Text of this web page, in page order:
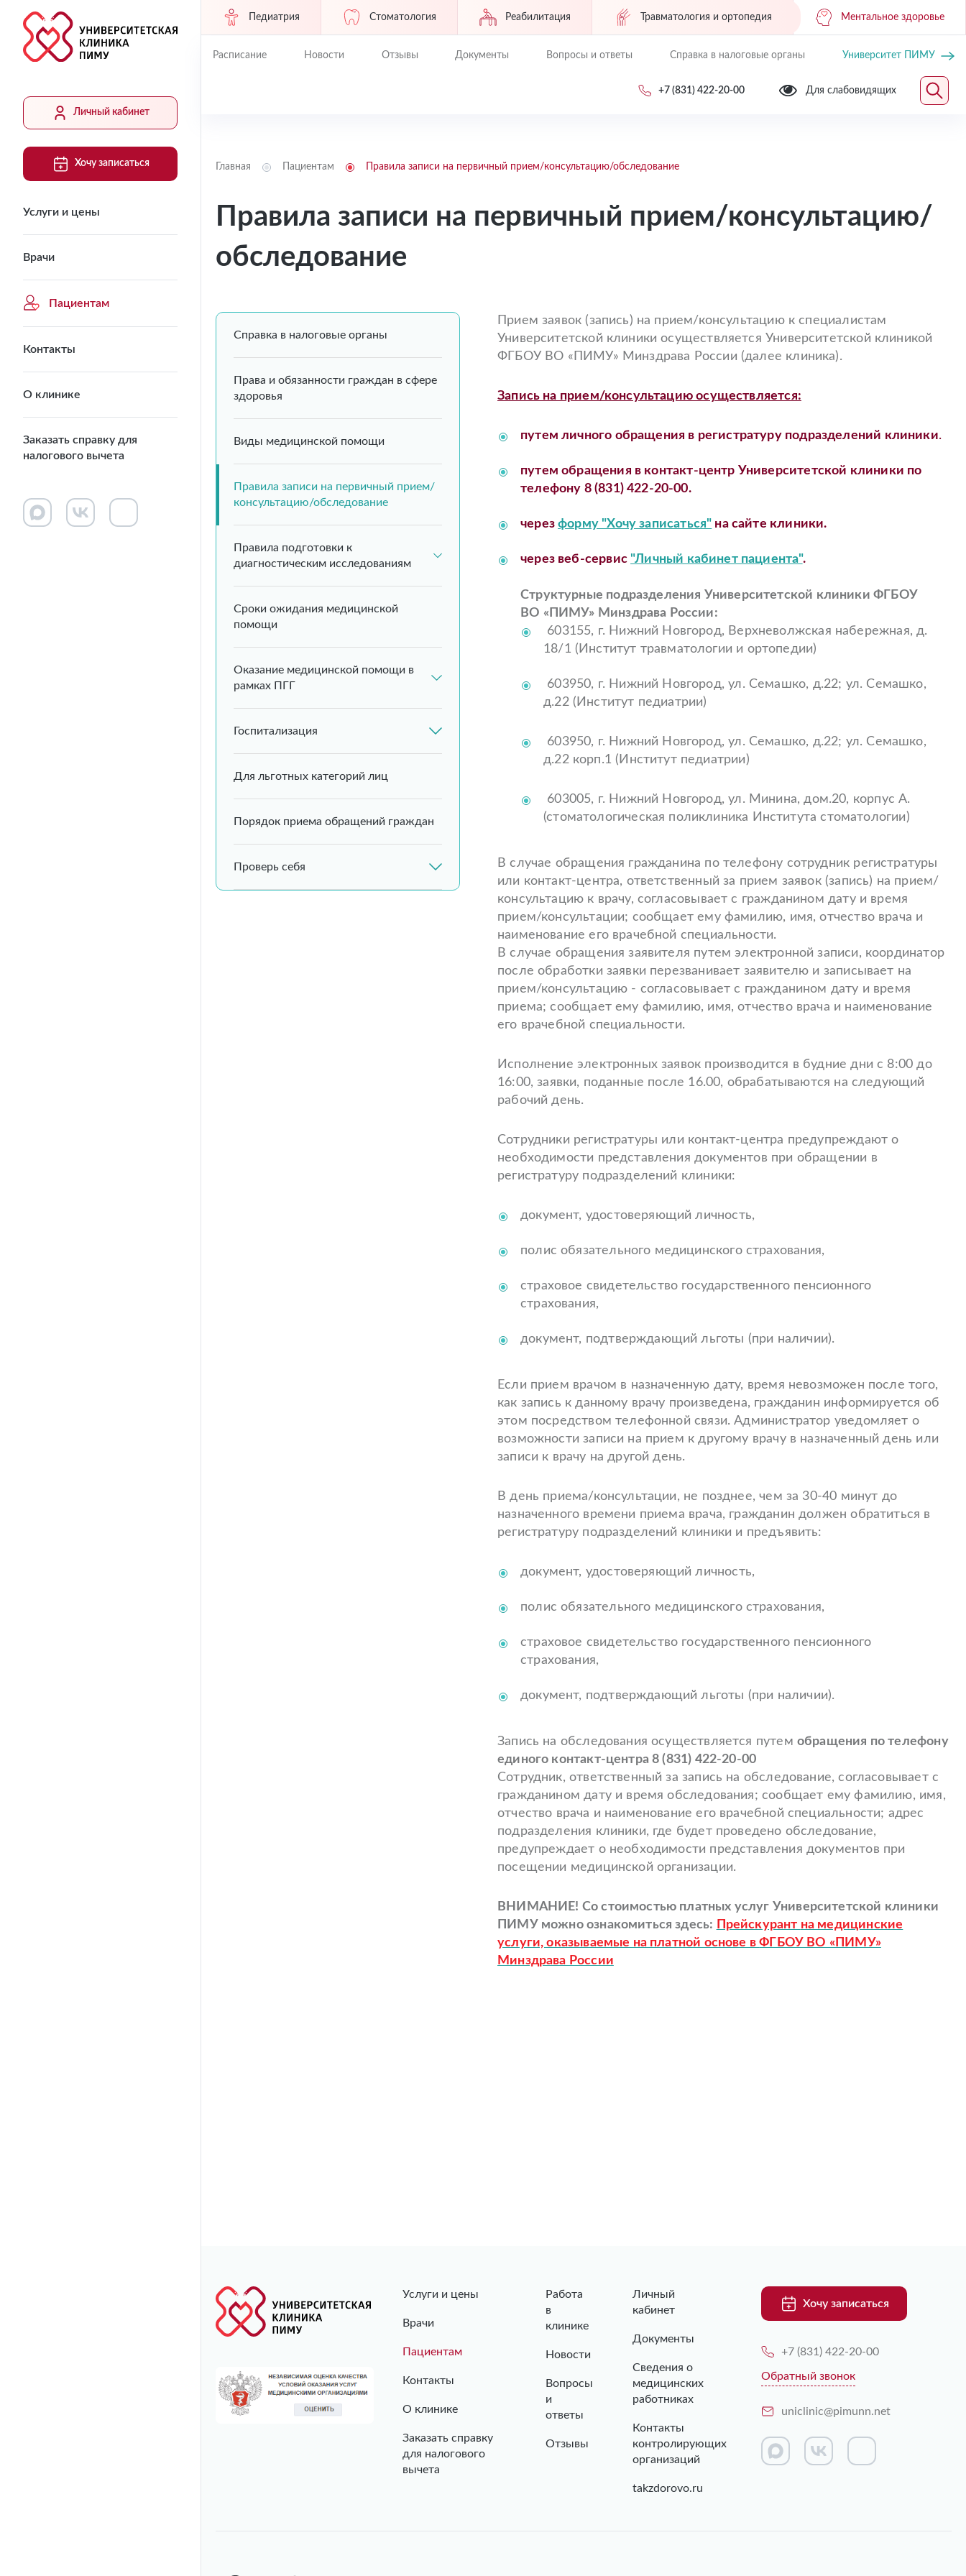
Личный кабинет
Хочу записаться
Услуги и цены
Врачи
Пациентам
Контакты
О клинике
Заказать справку для
налогового вычета
Педиатрия Стоматология Реабилитация Травматология и ортопедия Ментальное здоровье
Расписание Новости Отзывы Документы Вопросы и ответы Справка в налоговые органы Университет ПИМУ
+7 (831) 422-20-00 Для слабовидящих
Главная Пациентам Правила записи на первичный прием/консультацию/обследование
Правила записи на первичный прием/консультацию/
обследование
Справка в налоговые органы
Права и обязанности граждан в сфере
здоровья
Виды медицинской помощи
Правила записи на первичный прием/
консультацию/обследование
Правила подготовки к
диагностическим исследованиям
Сроки ожидания медицинской
помощи
Оказание медицинской помощи в
рамках ПГГ
Госпитализация
Для льготных категорий лиц
Порядок приема обращений граждан
Проверь себя
Прием заявок (запись) на прием/консультацию к специалистам
Университетской клиники осуществляется Университетской клиникой
ФГБОУ ВО «ПИМУ» Минздрава России (далее клиника).
Запись на прием/консультацию осуществляется:
путем личного обращения в регистратуру подразделений клиники.
путем обращения в контакт-центр Университетской клиники по
телефону 8 (831) 422-20-00.
черезформу "Хочу записаться" на сайте клиники.
через веб-сервис "Личный кабинет пациента".
Структурные подразделения Университетской клиники ФГБОУ
ВО «ПИМУ» Минздрава России:
603155, г. Нижний Новгород, Верхневолжская набережная, д.
18/1 (Институт травматологии и ортопедии)
603950, г. Нижний Новгород, ул. Семашко, д.22; ул. Семашко,
д.22 (Институт педиатрии)
603950, г. Нижний Новгород, ул. Семашко, д.22; ул. Семашко,
д.22 корп.1 (Институт педиатрии)
603005, г. Нижний Новгород, ул. Минина, дом.20, корпус А.
(стоматологическая поликлиника Института стоматологии)
В случае обращения гражданина по телефону сотрудник регистратуры
или контакт-центра, ответственный за прием заявок (запись) на прием/
консультацию к врачу, согласовывает с гражданином дату и время
прием/консультации; сообщает ему фамилию, имя, отчество врача и
наименование его врачебной специальности.
В случае обращения заявителя путем электронной записи, координатор
после обработки заявки перезванивает заявителю и записывает на
прием/консультацию - согласовывает с гражданином дату и время
приема; сообщает ему фамилию, имя, отчество врача и наименование
его врачебной специальности.
Исполнение электронных заявок производится в будние дни с 8:00 до
16:00, заявки, поданные после 16.00, обрабатываются на следующий
рабочий день.
Сотрудники регистратуры или контакт-центра предупреждают о
необходимости представления документов при обращении в
регистратуру подразделений клиники:
документ, удостоверяющий личность,
полис обязательного медицинского страхования,
страховое свидетельство государственного пенсионного
страхования,
документ, подтверждающий льготы (при наличии).
Если прием врачом в назначенную дату, время невозможен после того,
как запись к данному врачу произведена, гражданин информируется об
этом посредством телефонной связи. Администратор уведомляет о
возможности записи на прием к другому врачу в назначенный день или
записи к врачу на другой день.
В день приема/консультации, не позднее, чем за 30-40 минут до
назначенного времени приема врача, гражданин должен обратиться в
регистратуру подразделений клиники и предъявить:
документ, удостоверяющий личность,
полис обязательного медицинского страхования,
страховое свидетельство государственного пенсионного
страхования,
документ, подтверждающий льготы (при наличии).
Запись на обследования осуществляется путем обращения по телефону
единого контакт-центра 8 (831) 422-20-00
Сотрудник, ответственный за запись на обследование, согласовывает с
гражданином дату и время обследования; сообщает ему фамилию, имя,
отчество врача и наименование его врачебной специальности; адрес
подразделения клиники, где будет проведено обследование,
предупреждает о необходимости представления документов при
посещении медицинской организации.
ВНИМАНИЕ! Со стоимостью платных услуг Университетской клиники
ПИМУ можно ознакомиться здесь: Прейскурант на медицинские
услуги, оказываемые на платной основе вФГБОУ ВО «ПИМУ»
Минздрава России
Услуги и цены
Врачи
Пациентам
Контакты
О клинике
Заказать справку
для налогового
вычета
Работа
в
клинике
Новости
Вопросы
и
ответы
Отзывы
Личный
кабинет
Документы
Сведения о
медицинских
работниках
Контакты
контролирующих
организаций
takzdorovo.ru
Хочу записаться
+7 (831) 422-20-00
Обратный звонок
uniclinic@pimunn.net